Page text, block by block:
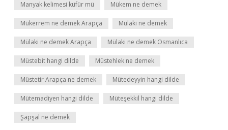
Manyak kelimesi küfür mü Mükem ne demek
Mükerrem ne demek Arapça Mülaki ne demek
Mülaki ne demek Arapça Mülaki ne demek Osmanlıca
Müstebit hangi dilde Müstehlek ne demek
Müstetir Arapça ne demek Mütedeyyin hangi dilde
Mütemadiyen hangi dilde Müteşekkil hangi dilde
Şapşal ne demek